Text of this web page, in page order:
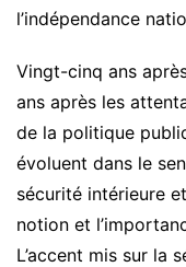
l’indépendance
Vingt-cinq ans
ans après les
de la politique
évoluent dans le
sécurité intérieure
notion et
L’accent mis sur la